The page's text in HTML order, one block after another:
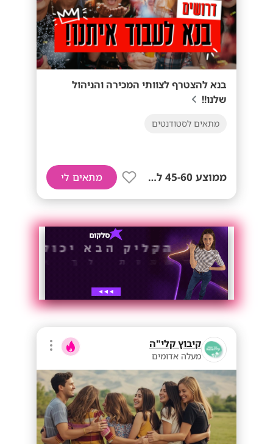
בנא להצטרף לצוותי המכירה והניהול
שלנו!!
מתאים לסטודנטים
ממוצע 45-60 לשעה! מתאים לי
קיבוץ קלי"ה
מעלה אדומים